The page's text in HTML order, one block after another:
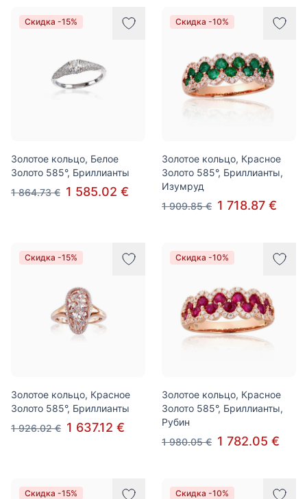
Скидка -15%
Золотое кольцо, Белое
Золото 585°, Бриллианты
1 864.73 € 1 585.02 €
Скидка -10%
Золотое кольцо, Красное
Золото 585°, Бриллианты,
Изумруд
1 909.85 € 1 718.87 €
Скидка -15%
Золотое кольцо, Красное
Золото 585°, Бриллианты
1 926.02 € 1 637.12 €
Скидка -10%
Золотое кольцо, Красное
Золото 585°, Бриллианты,
Рубин
1 980.05 € 1 782.05 €
Скидка -15% Скидка -10%